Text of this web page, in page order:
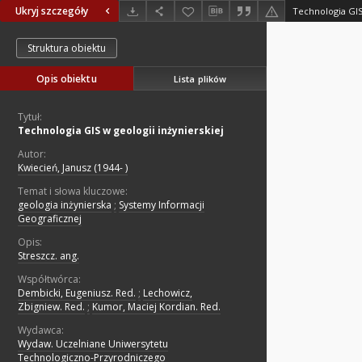
Ukryj szczegóły Technologia
Struktura obiektu
Opis obiektu Lista plików
Tytuł:
Technologia GIS w geologii inżynierskiej
Autor:
Kwiecień, Janusz (1944- )
Temat i słowa kluczowe:
geologia inżynierska ; Systemy Informacji
Geograficznej
Opis:
Streszcz. ang.
Współtwórca:
Dembicki, Eugeniusz. Red. ; Lechowicz,
Zbigniew. Red. ; Kumor, Maciej Kordian. Red.
Wydawca:
Wydaw. Uczelniane Uniwersytetu
Technologiczno-Przyrodniczego